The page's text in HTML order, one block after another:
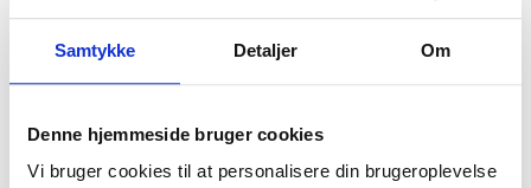
Samtykke Detaljer Om
Denne hjemmeside bruger cookies
Vi bruger cookies til at personalisere din brugeroplevelse
På lager
LÆG I KURV
På lager